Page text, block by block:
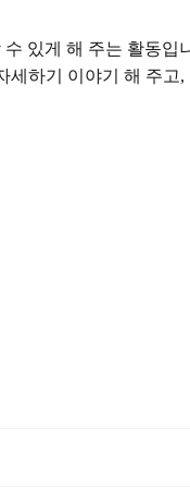
있게 해 주는 활동입
하기 이야기 해 주고